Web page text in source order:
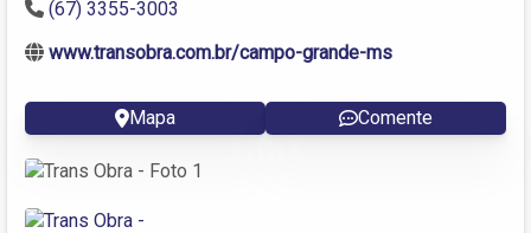
(67) 3355-3003
www.transobra.com.br/campo-grande-ms
Mapa Comente